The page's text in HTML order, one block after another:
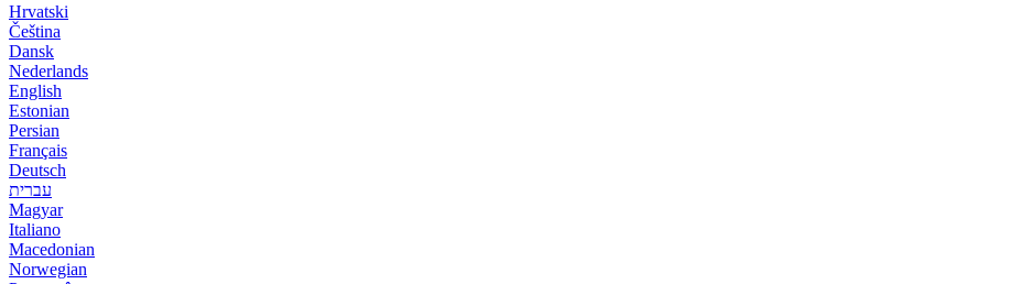
Hrvatski
Čeština
Dansk
Nederlands
English
Estonian
Persian
Français
Deutsch
עברית
Magyar
Italiano
Macedonian
Norwegian